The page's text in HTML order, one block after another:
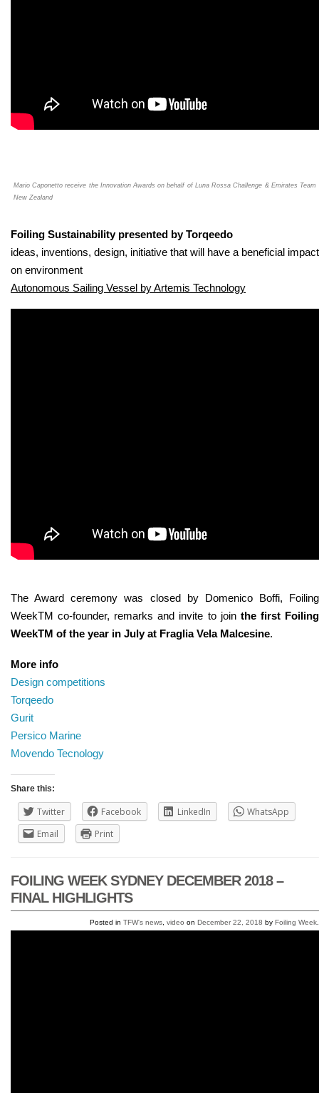
Mario Caponetto receive the Innovation Awards on behalf of Luna Rossa Challenge & Emirates Team
New Zealand
Foiling Sustainability presented by Torqeedo
ideas, inventions, design, initiative that will have a beneficial impact
on environment
Autonomous Sailing Vessel by Artemis Technology
The Award ceremony was closed by Domenico Boffi, Foiling
WeekTM co-founder, remarks and invite to join the first Foiling
WeekTM of the year in July at Fraglia Vela Malcesine.
More info
Design competitions
Torqeedo
Gurit
Persico Marine
Movendo Tecnology
Share this:
Twitter Facebook LinkedIn
WhatsApp
Email
Print
FOILING WEEK SYDNEY DECEMBER 2018 –
FINAL HIGHLIGHTS
Posted in TFW's news video on December 22, 2018 by Foiling Week